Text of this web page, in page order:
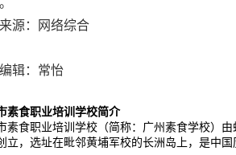
来源：网络综合
编辑：常怡
素食职业培训学校简介
素食职业培训学校（简称：广州素食学校）
立，选址在毗邻黄埔军校的长洲岛上，是中